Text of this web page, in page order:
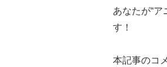
あなたが“
す！
本記事のコ